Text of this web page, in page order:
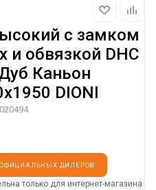
с замком
и обвязкой DHC
Каньон
DIONI
ОФИЦИАЛЬНЫХ ДИЛЕРОВ
только для интернет-магазина